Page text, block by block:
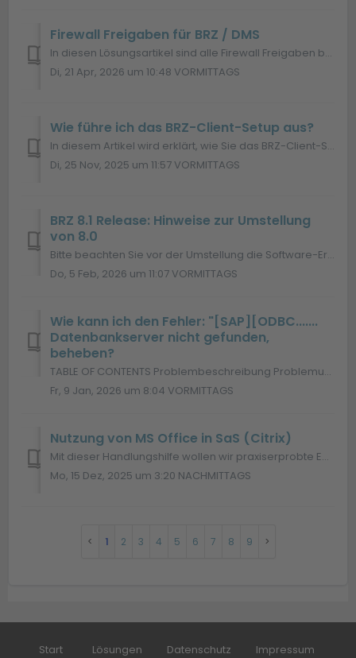
Firewall Freigaben für BRZ / DMS
In diesen Lösungsartikel sind alle Firewall Freigaben beschrieben, die Sie für jegliche BRZ Programme benötigen. BRZ Lizenzreport Zieladresse: 62.156.2...
Di, 21 Apr, 2026 um 10:48 VORMITTAGS
Wie führe ich das BRZ-Client-Setup aus?
In diesem Artikel wird erklärt, wie Sie das BRZ-Client-Setup ausführen. INHALTSVERZEICHNIS Mehrplatz Client-Setup Mehrplatz Client-Setup am Terminals...
Di, 25 Nov, 2025 um 11:57 VORMITTAGS
BRZ 8.1 Release: Hinweise zur Umstellung
von 8.0
Bitte beachten Sie vor der Umstellung die Software-Erneuerungen zur Version 8.1. Die wichtigsten systemtechnischen Änderungen haben wir Ihnen in diese...
Do, 5 Feb, 2026 um 11:07 VORMITTAGS
Wie kann ich den Fehler: "[SAP][ODBC.......
Datenbankserver nicht gefunden,
beheben?
TABLE OF CONTENTS Problembeschreibung Problemursache Problemlösung Variante 1 (bevorzugt): brzsetup.ini aus dem Client Setup Variante 2: Die Nutzung e...
Fr, 9 Jan, 2026 um 8:04 VORMITTAGS
Nutzung von MS Office in SaS (Citrix)
Mit dieser Handlungshilfe wollen wir praxiserprobte Empfehlungen bei der Nutzung von Microsoft Office in Citrix geben. Empfohlene technische Ausstattung...
Mo, 15 Dez, 2025 um 3:20 NACHMITTAGS
1 2 3 4 5 6 7 8 9
Start Lösungen Datenschutz
Impressum